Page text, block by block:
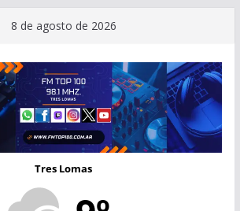
8 de agosto de 2026
Tres Lomas